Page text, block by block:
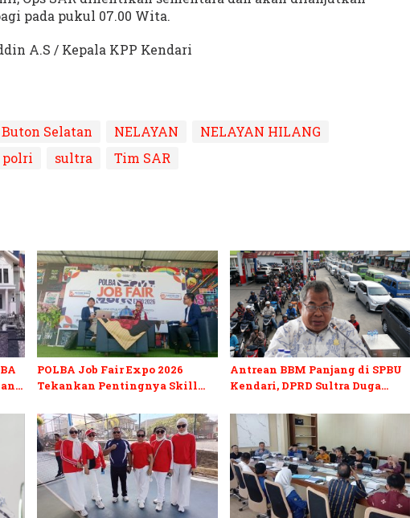
pada pukul 07.00 Wita.
A.S / Kepala KPP Kendari
Buton Selatan NELAYAN
NELAYAN HILANG
polri sultra Tim SAR
POLBA Job Fair Expo 2026
Tekankan Pentingnya Skill
Antrean BBM Panjang di SPBU
Kendari, DPRD Sultra Duga